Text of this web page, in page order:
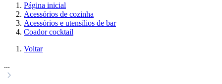
Página inicial
Acessórios de cozinha
Acessórios e utensílios de bar
Coador cocktail
Voltar
...